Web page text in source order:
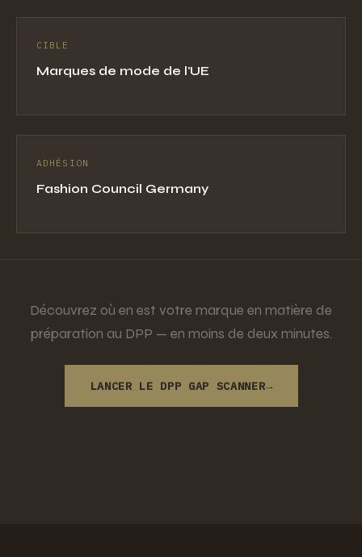
CIBLE
Marques de mode de l'UE
ADHÉSION
Fashion Council Germany
Découvrez où en est votre marque en matière de
préparation au DPP — en moins de deux minutes.
LANCER LE DPP GAP SCANNER